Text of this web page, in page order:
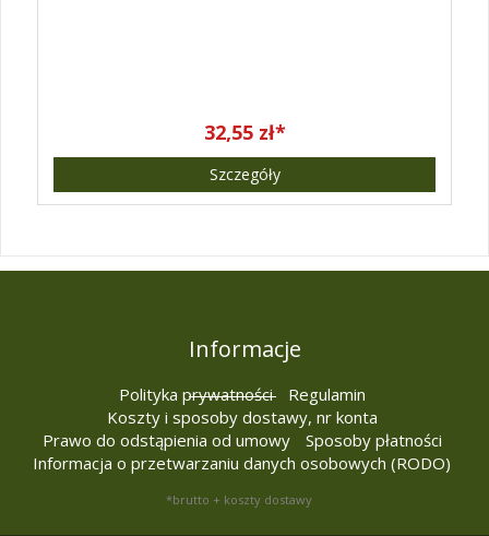
32,55 zł*
Szczegóły
Informacje
Polityka prywatności
Regulamin
Koszty i sposoby dostawy, nr konta
Prawo do odstąpienia od umowy
Sposoby płatności
Informacja o przetwarzaniu danych osobowych (RODO)
*brutto + koszty dostawy